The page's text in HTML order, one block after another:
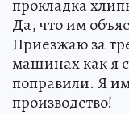
прокладка
Да, что им
Приезжаю за
машинах как я
поправили. Я
производство!